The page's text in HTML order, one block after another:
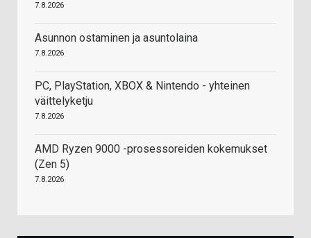
7.8.2026
Asunnon ostaminen ja asuntolaina
7.8.2026
PC, PlayStation, XBOX & Nintendo - yhteinen
väittelyketju
7.8.2026
AMD Ryzen 9000 -prosessoreiden kokemukset
(Zen 5)
7.8.2026